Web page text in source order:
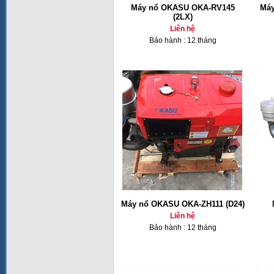
Máy nổ OKASU OKA-RV145
(2LX)
Liên hệ
Bảo hành : 12 tháng
Máy nổ OKASU OKA-ZH111 (D24)
Liên hệ
Bảo hành : 12 tháng